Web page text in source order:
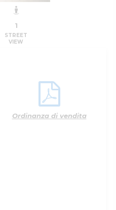
1
STREET
VIEW
Ordinanza di vendita